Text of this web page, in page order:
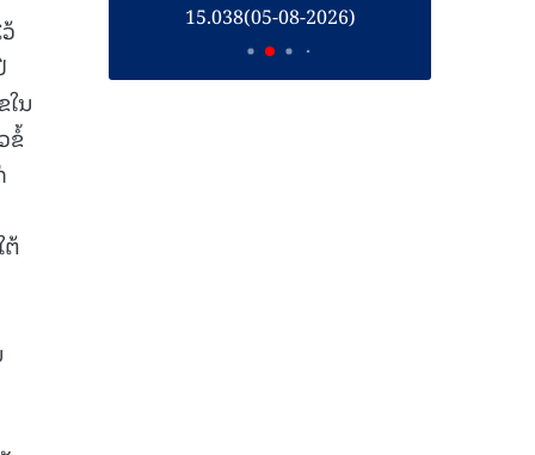
ນ
ຂໍ້
15.038(05-08-2026)